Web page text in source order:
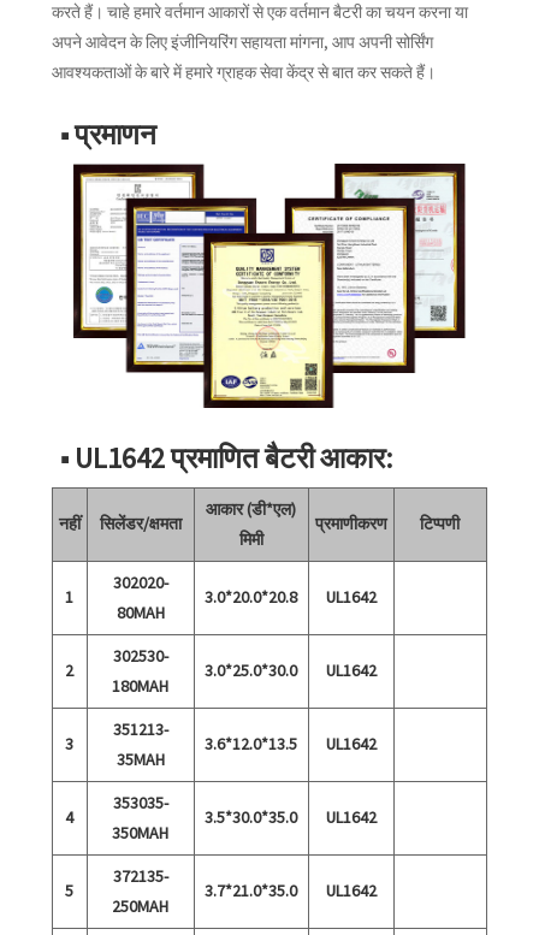
करते हैं। चाहे हमारे वर्तमान आकारों से एक वर्तमान बैटरी का चयन करना या
अपने आवेदन के लिए इंजीनियरिंग सहायता मांगना, आप अपनी सोर्सिंग
आवश्यकताओं के बारे में हमारे ग्राहक सेवा केंद्र से बात कर सकते हैं।
■ प्रमाणन
■ UL1642 प्रमाणित बैटरी आकार:
नहीं सिलेंडर/क्षमता
आकार (डी*एल)
मिमी
प्रमाणीकरण टिप्पणी
1
302020-
80MAH
3.0*20.0*20.8 UL1642
2
302530-
180MAH
3.0*25.0*30.0 UL1642
3
351213-
35MAH
3.6*12.0*13.5 UL1642
4
353035-
350MAH
3.5*30.0*35.0 UL1642
5
372135-
250MAH
3.7*21.0*35.0 UL1642